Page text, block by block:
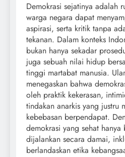
Demokrasi sejatinya adalah
warga negara dapat
aspirasi, serta kritik tanpa
tekanan. Dalam konteks
bukan hanya sekadar
juga sebuah nilai hidup
tinggi martabat manusia.
menegaskan bahwa
oleh praktik kekerasan,
tindakan anarkis yang justru
kebebasan berpendapat.
demokrasi yang sehat
dijalankan secara damai,
berlandaskan etika